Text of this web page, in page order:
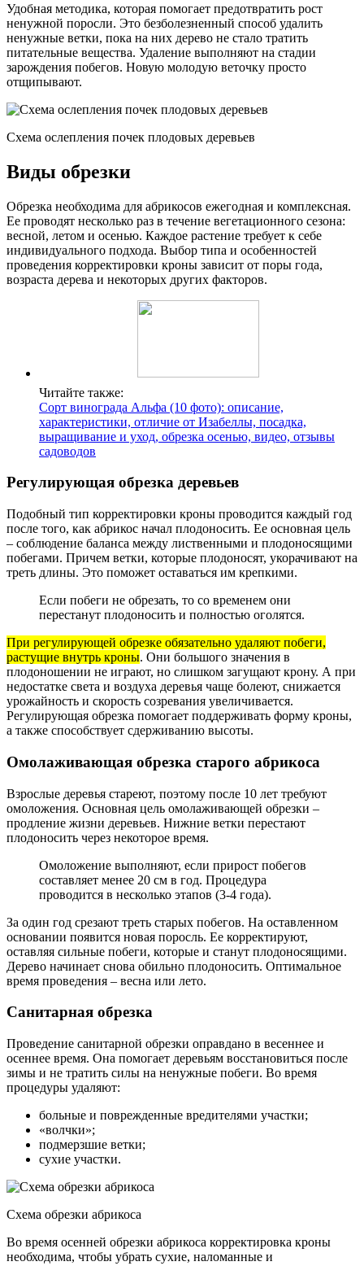
Удобная методика, которая помогает предотвратить рост
ненужной поросли. Это безболезненный способ удалить
ненужные ветки, пока на них дерево не стало тратить
питательные вещества. Удаление выполняют на стадии
зарождения побегов. Новую молодую веточку просто
отщипывают.
Схема ослепления почек плодовых деревьев
Виды обрезки
Обрезка необходима для абрикосов ежегодная и комплексная.
Ее проводят несколько раз в течение вегетационного сезона:
весной, летом и осенью. Каждое растение требует к себе
индивидуального подхода. Выбор типа и особенностей
проведения корректировки кроны зависит от поры года,
возраста дерева и некоторых других факторов.
Читайте также:
Сорт винограда Альфа (10 фото): описание,
характеристики, отличие от Изабеллы, посадка,
выращивание и уход, обрезка осенью, видео, отзывы
садоводов
Регулирующая обрезка деревьев
Подобный тип корректировки кроны проводится каждый год
после того, как абрикос начал плодоносить. Ее основная цель
– соблюдение баланса между лиственными и плодоносящими
побегами. Причем ветки, которые плодоносят, укорачивают на
треть длины. Это поможет оставаться им крепкими.
Если побеги не обрезать, то со временем они
перестанут плодоносить и полностью оголятся.
При регулирующей обрезке обязательно удаляют побеги,
растущие внутрь кроны. Они большого значения в
плодоношении не играют, но слишком загущают крону. А при
недостатке света и воздуха деревья чаще болеют, снижается
урожайность и скорость созревания увеличивается.
Регулирующая обрезка помогает поддерживать форму кроны,
а также способствует сдерживанию высоты.
Омолаживающая обрезка старого абрикоса
Взрослые деревья стареют, поэтому после 10 лет требуют
омоложения. Основная цель омолаживающей обрезки –
продление жизни деревьев. Нижние ветки перестают
плодоносить через некоторое время.
Омоложение выполняют, если прирост побегов
составляет менее 20 см в год. Процедура
проводится в несколько этапов (3-4 года).
За один год срезают треть старых побегов. На оставленном
основании появится новая поросль. Ее корректируют,
оставляя сильные побеги, которые и станут плодоносящими.
Дерево начинает снова обильно плодоносить. Оптимальное
время проведения – весна или лето.
Санитарная обрезка
Проведение санитарной обрезки оправдано в весеннее и
осеннее время. Она помогает деревьям восстановиться после
зимы и не тратить силы на ненужные побеги. Во время
процедуры удаляют:
больные и поврежденные вредителями участки;
«волчки»;
подмерзшие ветки;
сухие участки.
Схема обрезки абрикоса
Во время осенней обрезки абрикоса корректировка кроны
необходима, чтобы убрать сухие, наломанные и